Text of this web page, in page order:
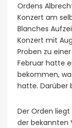
Ordens
Konzert am
Blanches
Konzert mit
Proben zu
Februar hatte
bekommen,
hatte. Darüber
Der Orden
der bekannten